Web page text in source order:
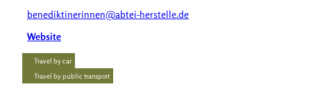
benediktinerinnen@abtei-herstelle.de
Website
Travel by car
Travel by public transport